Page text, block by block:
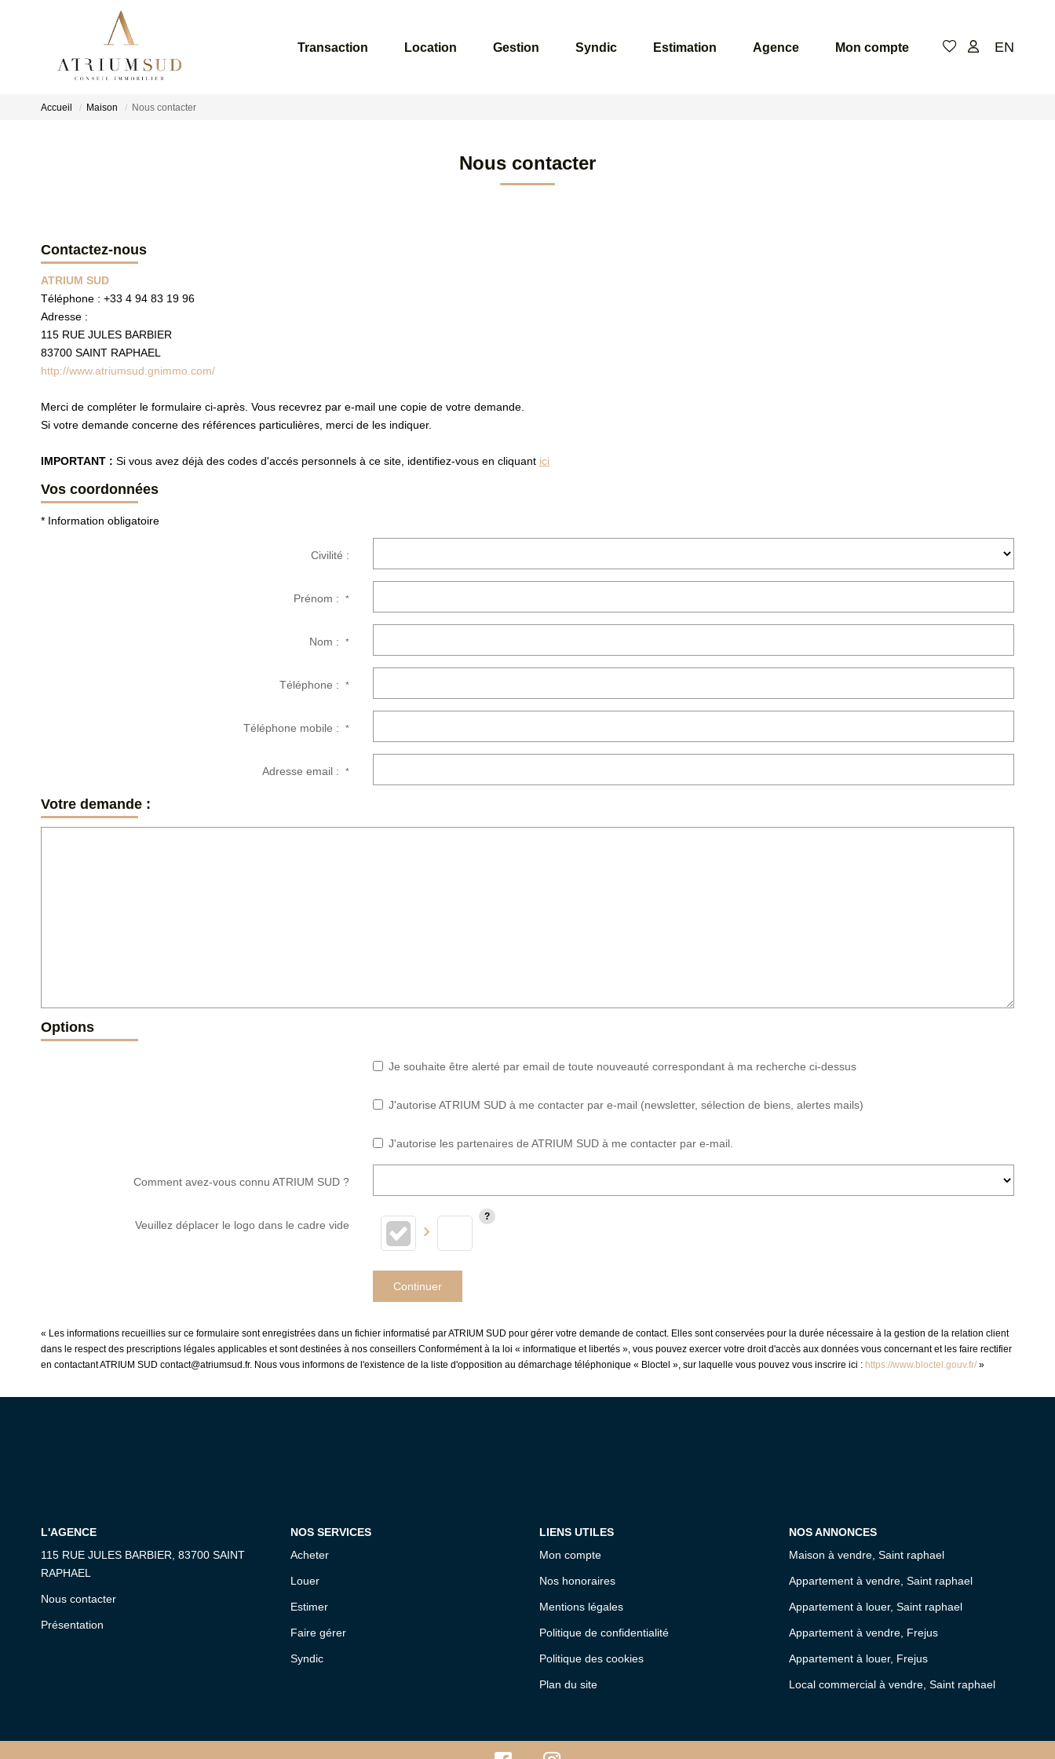
Transaction Location Gestion Syndic Estimation Agence Mon compte EN
Accueil Maison Nous contacter
Nous contacter
Contactez-nous
ATRIUM SUD
Téléphone : +33 4 94 83 19 96
Adresse :
115 RUE JULES BARBIER
83700 SAINT RAPHAEL
http://www.atriumsud.gnimmo.com/
Merci de compléter le formulaire ci-après. Vous recevrez par e-mail une copie de votre demande.
Si votre demande concerne des références particulières, merci de les indiquer.
IMPORTANT : Si vous avez déjà des codes d'accés personnels à ce site, identifiez-vous en cliquant ici
Vos coordonnées
* Information obligatoire
Civilité :
Prénom :*
Nom :*
Téléphone :*
Téléphone mobile :*
Adresse email :*
Votre demande :
Options
Je souhaite être alerté par email de toute nouveauté correspondant à ma recherche ci-dessus
J'autorise ATRIUM SUD à me contacter par e-mail (newsletter, sélection de biens, alertes mails)
J'autorise les partenaires de ATRIUM SUD à me contacter par e-mail.
Comment avez-vous connu ATRIUM SUD ?
Veuillez déplacer le logo dans le cadre vide
Continuer
« Les informations recueillies sur ce formulaire sont enregistrées dans un fichier informatisé par ATRIUM SUD pour gérer votre demande de contact. Elles sont conservées pour la durée nécessaire à la gestion de la relation client
dans le respect des prescriptions légales applicables et sont destinées à nos conseillers Conformément à la loi « informatique et libertés », vous pouvez exercer votre droit d'accès aux données vous concernant et les faire rectifier
en contactant ATRIUM SUD contact@atriumsud.fr. Nous vous informons de l'existence de la liste d'opposition au démarchage téléphonique « Bloctel », sur laquelle vous pouvez vous inscrire ici : https://www.bloctel.gouv.fr/ »
L'AGENCE
115 RUE JULES BARBIER, 83700 SAINT
RAPHAEL
Nous contacter
Présentation
NOS SERVICES
Acheter
Louer
Estimer
Faire gérer
Syndic
LIENS UTILES
Mon compte
Nos honoraires
Mentions légales
Politique de confidentialité
Politique des cookies
Plan du site
NOS ANNONCES
Maison à vendre, Saint raphael
Appartement à vendre, Saint raphael
Appartement à louer, Saint raphael
Appartement à vendre, Frejus
Appartement à louer, Frejus
Local commercial à vendre, Saint raphael